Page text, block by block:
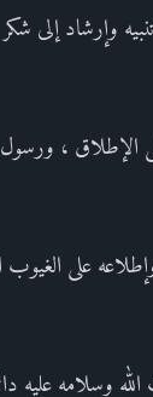
وإرشاد إلى شكر
الإطلاق ، ورسول
على الغيوب
وسلامه عليه